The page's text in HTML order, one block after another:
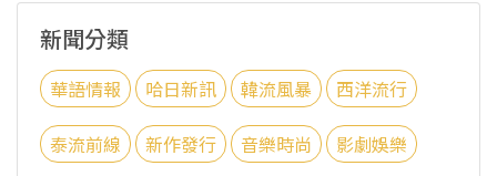
新聞分類
華語情報 哈日新訊 韓流風暴 西洋流行
泰流前線 新作發行 音樂時尚 影劇娛樂